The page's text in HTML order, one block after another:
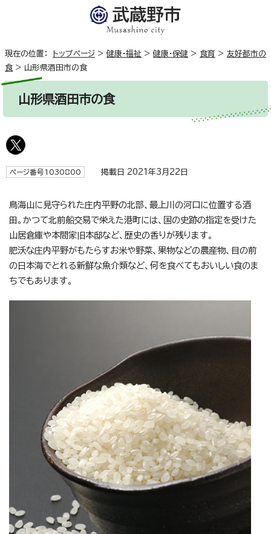
現在の位置： トップページ > 健康・福祉 > 健康・保健 > 食育 > 友好都市の
食 > 山形県酒田市の食
山形県酒田市の食
ページ番号1030800 掲載日 2021年3月22日
鳥海山に見守られた庄内平野の北部、最上川の河口に位置する酒
田。かつて北前船交易で栄えた港町には、国の史跡の指定を受けた
山居倉庫や本間家旧本邸など、歴史の香りが残ります。
肥沃な庄内平野がもたらすお米や野菜、果物などの農産物、目の前
の日本海でとれる新鮮な魚介類など、何を食べてもおいしい食のま
ちでもあります。